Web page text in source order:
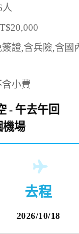
證,含兵險,含國
小費
午去午回
機場
去程
2026/10/18